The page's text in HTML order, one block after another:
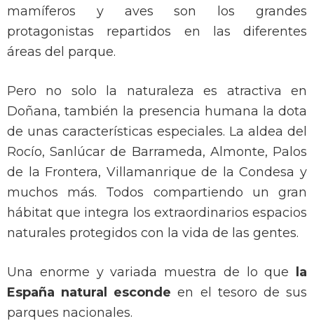
mamíferos y aves son los grandes
protagonistas repartidos en las diferentes
áreas del parque.
Pero no solo la naturaleza es atractiva en
Doñana, también la presencia humana la dota
de unas características especiales. La aldea del
Rocío, Sanlúcar de Barrameda, Almonte, Palos
de la Frontera, Villamanrique de la Condesa y
muchos más. Todos compartiendo un gran
hábitat que integra los extraordinarios espacios
naturales protegidos con la vida de las gentes.
Una enorme y variada muestra de lo que
la
España natural escondeen el tesoro de sus
parques nacionales.